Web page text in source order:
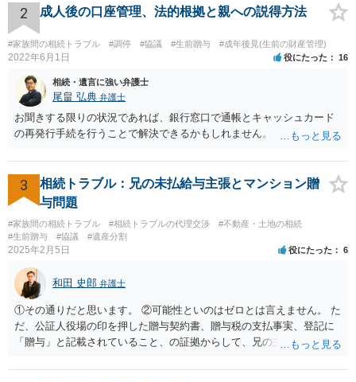
た、Aさんの意向を酌みすぎるあまりに後見申立ができない状況にして
いる施設の問題もありますので、当該地域の地域包括支援センターに
ご相談されるのもひとつの方法です。
2 成人後の口座管理、法的根拠と親への説得方法
#家族間の相続トラブル #調停 #協議 #生前贈与 #成年後見(生前の財産管理)
2022年6月1日 役にたった 16
相続・遺言に強い弁護士
尾畠 弘典 弁護士
お聞きする限りの状況であれば、銀行窓口で通帳とキャッシュカード
の再発行手続を行うことで解決できるかもしれません。
3
相続トラブル：兄の未払給与主張とマンション贈
与問題
#家族間の相続トラブル #相続トラブルの代理交渉
#不動産・土地の相続
#生前贈与
#協議 #遺産分割
2025年2月5日 役にたった 6
和田 史郎 弁護士
①その通りだと思います。 ②可能性といのはゼロとは言えません。 た
だ、公証人役場の印を押した贈与契約書、贈与税の支払事実、登記に
「贈与」と記載されていること、の証拠からして、兄の主張は通らな
わなければ、遺産分割調停を申し立てて進めるのがベターのような気